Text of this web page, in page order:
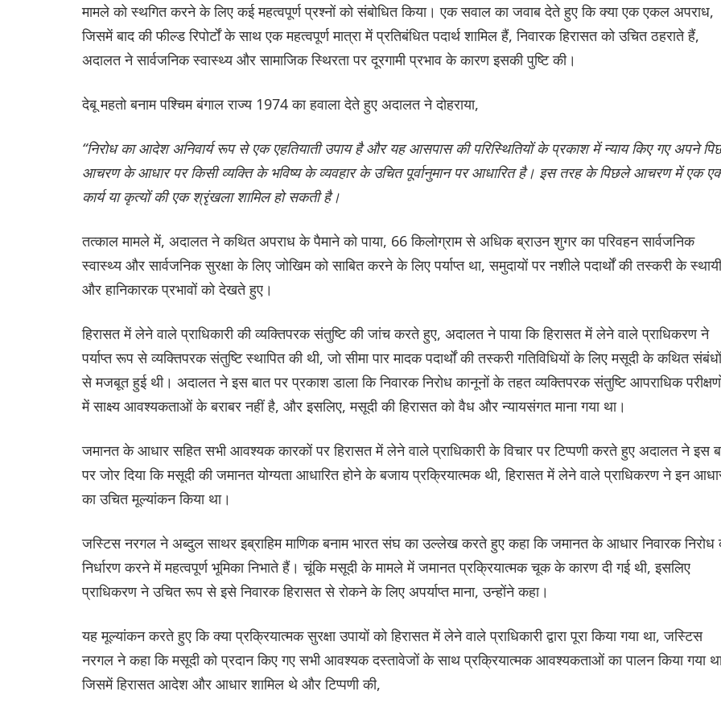
मामले को स्थगित करने के लिए कई महत्वपूर्ण प्रश्नों को संबोधित किया। एक सवाल का जवाब देते हुए कि क्या एक एकल अपराध,
जिसमें बाद की फील्ड रिपोर्टों के साथ एक महत्वपूर्ण मात्रा में प्रतिबंधित पदार्थ शामिल हैं, निवारक हिरासत को उचित ठहराते हैं,
अदालत ने सार्वजनिक स्वास्थ्य और सामाजिक स्थिरता पर दूरगामी प्रभाव के कारण इसकी पुष्टि की।
देबू महतो बनाम पश्चिम बंगाल राज्य 1974 का हवाला देते हुए अदालत ने दोहराया,
“निरोध का आदेश अनिवार्य रूप से एक एहतियाती उपाय है और यह आसपास की परिस्थितियों के प्रकाश में न्याय किए गए अपने
आचरण के आधार पर किसी व्यक्ति के भविष्य के व्यवहार के उचित पूर्वानुमान पर आधारित है। इस तरह के पिछले आचरण में एक
कार्य या कृत्यों की एक श्रृंखला शामिल हो सकती है।
तत्काल मामले में, अदालत ने कथित अपराध के पैमाने को पाया, 66 किलोग्राम से अधिक ब्राउन शुगर का परिवहन सार्वजनिक
स्वास्थ्य और सार्वजनिक सुरक्षा के लिए जोखिम को साबित करने के लिए पर्याप्त था, समुदायों पर नशीले पदार्थों की तस्करी के स्थायी
और हानिकारक प्रभावों को देखते हुए।
हिरासत में लेने वाले प्राधिकारी की व्यक्तिपरक संतुष्टि की जांच करते हुए, अदालत ने पाया कि हिरासत में लेने वाले प्राधिकरण ने
पर्याप्त रूप से व्यक्तिपरक संतुष्टि स्थापित की थी, जो सीमा पार मादक पदार्थों की तस्करी गतिविधियों के लिए मसूदी के कथित संबंधों
से मजबूत हुई थी। अदालत ने इस बात पर प्रकाश डाला कि निवारक निरोध कानूनों के तहत व्यक्तिपरक संतुष्टि आपराधिक
में साक्ष्य आवश्यकताओं के बराबर नहीं है, और इसलिए, मसूदी की हिरासत को वैध और न्यायसंगत माना गया था।
जमानत के आधार सहित सभी आवश्यक कारकों पर हिरासत में लेने वाले प्राधिकारी के विचार पर टिप्पणी करते हुए अदालत ने इस
पर जोर दिया कि मसूदी की जमानत योग्यता आधारित होने के बजाय प्रक्रियात्मक थी, हिरासत में लेने वाले प्राधिकरण ने इन
का उचित मूल्यांकन किया था।
जस्टिस नरगल ने अब्दुल साथर इब्राहिम माणिक बनाम भारत संघ का उल्लेख करते हुए कहा कि जमानत के आधार निवारक निरोध
निर्धारण करने में महत्वपूर्ण भूमिका निभाते हैं। चूंकि मसूदी के मामले में जमानत प्रक्रियात्मक चूक के कारण दी गई थी, इसलिए
प्राधिकरण ने उचित रूप से इसे निवारक हिरासत से रोकने के लिए अपर्याप्त माना, उन्होंने कहा।
यह मूल्यांकन करते हुए कि क्या प्रक्रियात्मक सुरक्षा उपायों को हिरासत में लेने वाले प्राधिकारी द्वारा पूरा किया गया था, जस्टिस
नरगल ने कहा कि मसूदी को प्रदान किए गए सभी आवश्यक दस्तावेजों के साथ प्रक्रियात्मक आवश्यकताओं का पालन किया गया
जिसमें हिरासत आदेश और आधार शामिल थे और टिप्पणी की,